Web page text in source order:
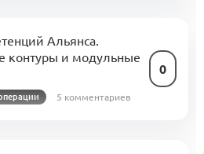
Альянса.
контуры и модульные
0
5 комментариев